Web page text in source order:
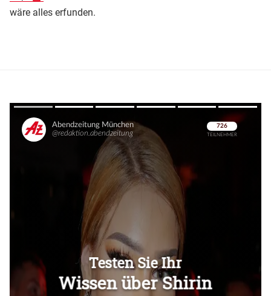
wäre alles erfunden.
Überspringen
Überspringen